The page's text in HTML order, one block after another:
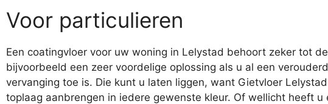
Voor particulieren
Een coatingvloer voor uw woning in Lelystad behoort zeker tot
bijvoorbeeld een zeer voordelige oplossing als u al een
vervanging toe is. Die kunt u laten liggen, want Gietvloer
toplaag aanbrengen in iedere gewenste kleur. Of wellicht heeft